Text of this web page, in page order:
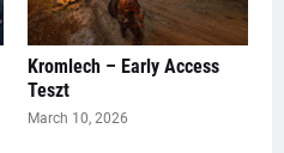
Kromlech – Early Access
Teszt
March 10, 2026